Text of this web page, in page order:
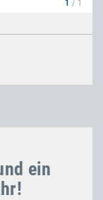
1 / 1
ein